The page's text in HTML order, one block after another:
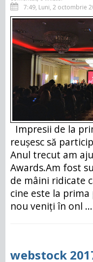
7:49, Luni, 2 octombrie
Impresii de la
reușesc să
Anul trecut am
Awards.Am fost
de mâini ridicate
cine este la
nou veniți în onl ...
webstock